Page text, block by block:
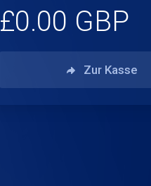
£0.00 GBP
Zur Kasse